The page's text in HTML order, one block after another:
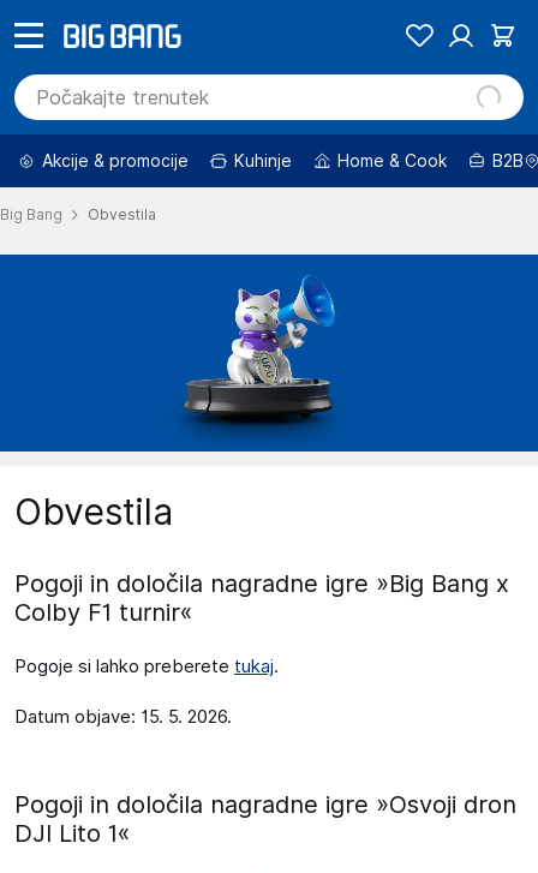
Akcije & promocije Kuhinje Home & Cook B2B
Big Bang Obvestila
Obvestila
Pogoji in določila nagradne igre »Big Bang x
Colby F1 turnir«
Pogoje si lahko preberete tukaj.
Datum objave: 15. 5. 2026.
Pogoji in določila nagradne igre »Osvoji dron
DJI Lito 1«